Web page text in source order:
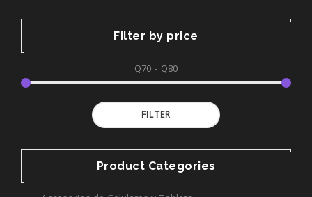
Filter by price
FILTER
Q70 Q80
Product Categories